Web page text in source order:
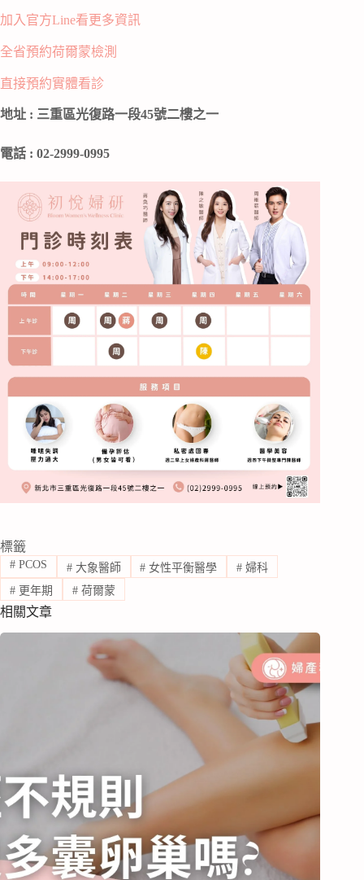
加入官方Line看更多資訊
全省預約荷爾蒙檢測
直接預約實體看診
地址 : 三重區光復路一段45號二樓之一
電話 : 02-2999-0995
標籤
#PCOS #大象醫師 # 女性平衡醫學 # 婦科
#更年期 #荷爾蒙
相關文章